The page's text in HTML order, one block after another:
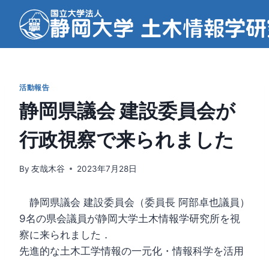
活動報告
静岡県議会 建設委員会が
行政視察で来られました
By 友哉木谷 2023年7月28日
静岡県議会 建設委員会（委員長 阿部卓也議員）
9名の県会議員が静岡大学土木情報学研究所を視
察に来られました．
先進的な土木工学情報の一元化・情報科学を活用